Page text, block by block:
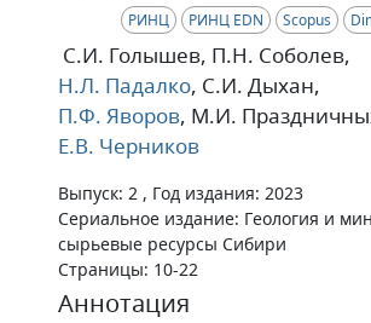
РИНЦ РИНЦ EDN Scopus
С.И. Голышев, П.Н. Соболев,
Н.Л. Падалко, С.И. Дыхан,
П.Ф. Яворов, М.И.
Е.В. Черников
Выпуск: 2 , Год издания: 2023
Сериальное издание: Геология и
сырьевые ресурсы Сибири
Страницы: 10-22
Аннотация